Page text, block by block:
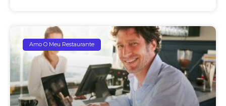
Amo O Meu Restaurante